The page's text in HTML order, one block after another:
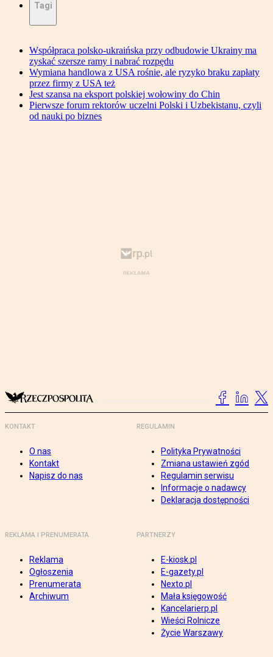
Tagi
Współpraca polsko-ukraińska przy odbudowie Ukrainy ma
zyskać szersze ramy i nabrać rozpędu
Wymiana handlowa z USA rośnie, ale ryzyko braku zapłaty
przez firmy z USA też
Jest szansa na eksport polskiej wołowiny do Chin
Pierwsze forum rektorów uczelni Polski i Uzbekistanu, czyli
od nauki po biznes
KONTAKT
O nas
Kontakt
Napisz do nas
REGULAMIN
Polityka Prywatności
Zmiana ustawień zgód
Regulamin serwisu
Informacje o nadawcy
Deklaracja dostępności
REKLAMA I PRENUMERATA
Reklama
Ogłoszenia
Prenumerata
Archiwum
PARTNERZY
E-kiosk.pl
E-gazety.pl
Nexto.pl
Mała księgowość
Kancelarierp.pl
Wieści Rolnicze
Życie Warszawy